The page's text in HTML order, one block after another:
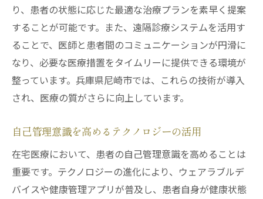
り、患者の状態に応じた最適な治療プランを素早く提案
することが可能です。また、遠隔診療システムを活用す
ることで、医師と患者間のコミュニケーションが円滑に
なり、必要な医療措置をタイムリーに提供できる環境が
整っています。兵庫県尼崎市では、これらの技術が導入
され、医療の質がさらに向上しています。
自己管理意識を高めるテクノロジーの活用
在宅医療において、患者の自己管理意識を高めることは
重要です。テクノロジーの進化により、ウェアラブルデ
バイスや健康管理アプリが普及し、患者自身が健康状態